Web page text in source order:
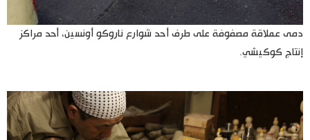
دمى عملاقة مصفوفة على طرف أحد شوارع ناروكو أونسين، أحد مراكز
إنتاج كوكيشي.